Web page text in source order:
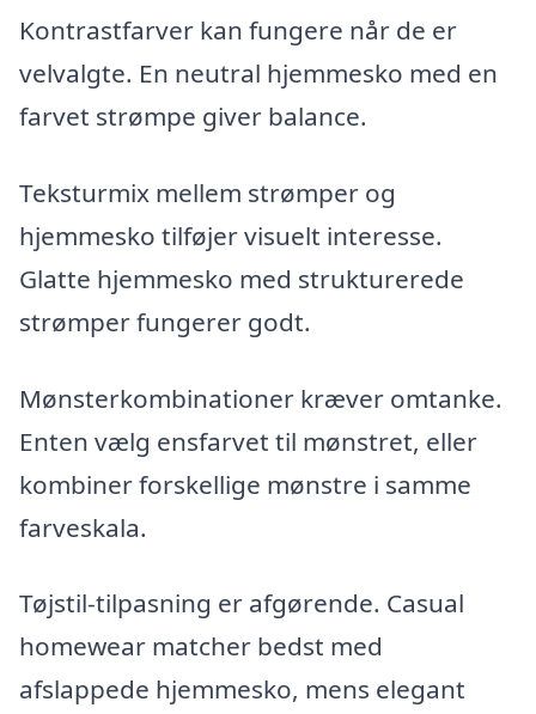
Kontrastfarver kan fungere når de er
velvalgte. En neutral hjemmesko med en
farvet strømpe giver balance.
Teksturmix mellem strømper og
hjemmesko tilføjer visuelt interesse.
Glatte hjemmesko med strukturerede
strømper fungerer godt.
Mønsterkombinationer kræver omtanke.
Enten vælg ensfarvet til mønstret, eller
kombiner forskellige mønstre i samme
farveskala.
Tøjstil-tilpasning er afgørende. Casual
homewear matcher bedst med
afslappede hjemmesko, mens elegant